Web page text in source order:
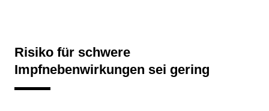
Risiko für schwere
Impfnebenwirkungen sei gering